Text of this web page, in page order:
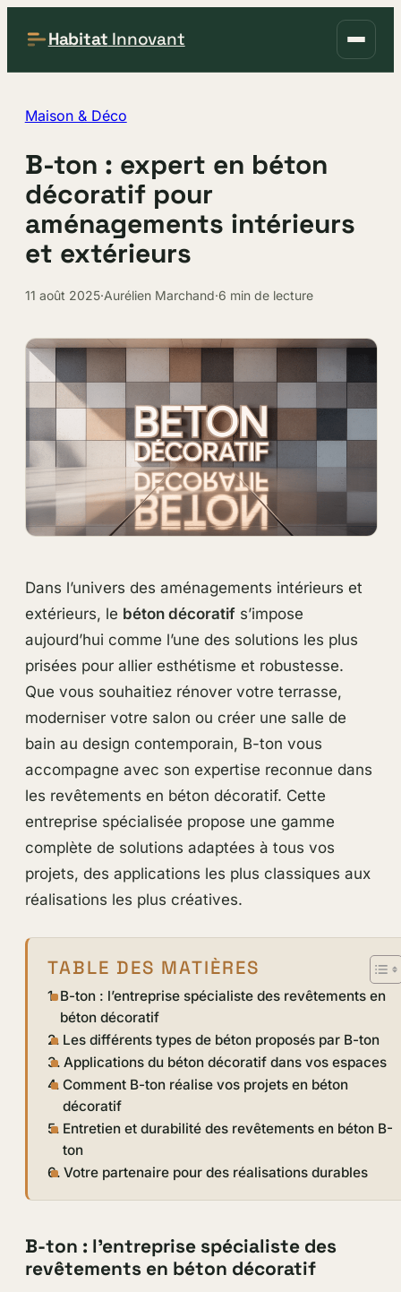
Habitat Innovant
Maison & Déco
B-ton : expert en béton
décoratif pour
aménagements intérieurs
et extérieurs
11 août 2025·Aurélien Marchand·6 min de lecture
Dans l’univers des aménagements intérieurs et
extérieurs, le béton décoratifs’impose
aujourd’hui comme l’une des solutions les plus
prisées pour allier esthétisme et robustesse.
Que vous souhaitiez rénover votre terrasse,
moderniser votre salon ou créer une salle de
bain au design contemporain, B-ton vous
accompagne avec son expertise reconnue dans
les revêtements en béton décoratif. Cette
entreprise spécialisée propose une gamme
complète de solutions adaptées à tous vos
projets, des applications les plus classiques aux
réalisations les plus créatives.
TABLE DES MATIÈRES
B-ton : l’entreprise spécialiste des revêtements en
béton décoratif
Les différents types de béton proposés par B-ton
Applications du béton décoratif dans vos espaces
Comment B-ton réalise vos projets en béton
décoratif
Entretien et durabilité des revêtements en béton B-
ton
Votre partenaire pour des réalisations durables
B-ton : l’entreprise spécialiste des
revêtements en béton décoratif